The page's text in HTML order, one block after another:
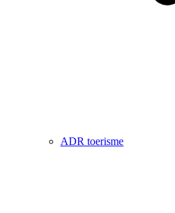
ADR toerisme